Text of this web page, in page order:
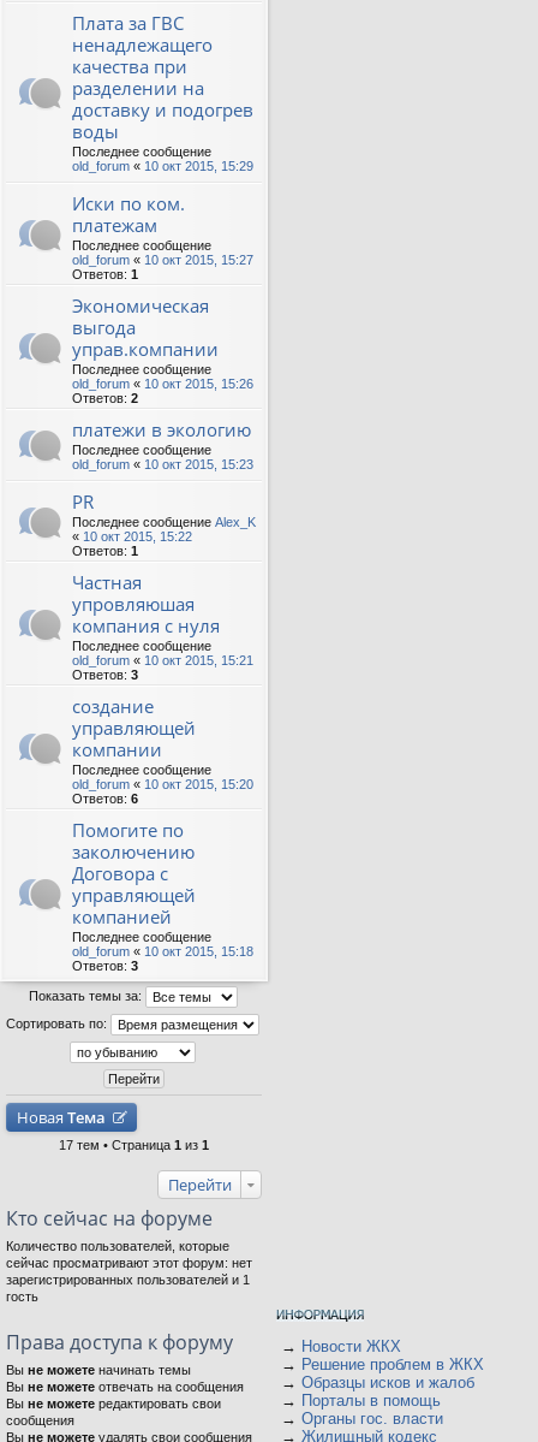
Плата за ГВС
ненадлежащего
качества при
разделении на
доставку и подогрев
воды
Последнее сообщение
old_forum « 10 окт 2015, 15:29
Иски по ком.
платежам
Последнее сообщение
old_forum « 10 окт 2015, 15:27
Ответов: 1
Экономическая
выгода
управ.компании
Последнее сообщение
old_forum « 10 окт 2015, 15:26
Ответов: 2
платежи в экологию
Последнее сообщение
old_forum « 10 окт 2015, 15:23
PR
Последнее сообщение Alex_K
« 10 окт 2015, 15:22
Ответов: 1
Частная
упровляюшая
компания с нуля
Последнее сообщение
old_forum « 10 окт 2015, 15:21
Ответов: 3
создание
управляющей
компании
Последнее сообщение
old_forum « 10 окт 2015, 15:20
Ответов: 6
Помогите по
заколючению
Договора с
управляющей
компанией
Последнее сообщение
old_forum « 10 окт 2015, 15:18
Ответов: 3
Показать темы за:
Сортировать по:
Новая Тема
17 тем • Страница 1 из 1
Перейти
Кто сейчас на форуме
Количество пользователей, которые
сейчас просматривают этот форум: нет
зарегистрированных пользователей и 1
гость
Права доступа к форуму
Вы не можете начинать темы
Вы не можете отвечать на сообщения
Вы не можете редактировать свои
сообщения
Вы не можете удалять свои сообщения
→ Новости ЖКХ
→ Решение проблем в ЖКХ
→ Образцы исков и жалоб
→ Порталы в помощь
→ Органы гос. власти
→ Жилищный кодекс